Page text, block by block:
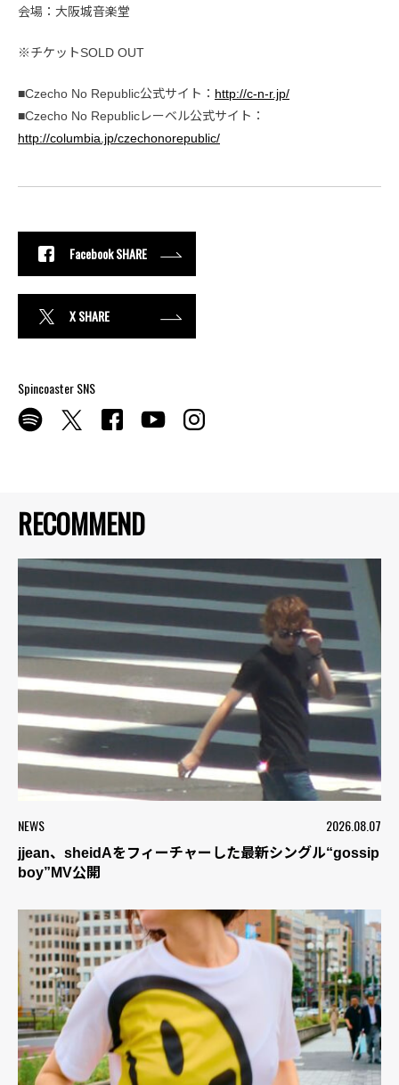
RECOMMEND
NEWS 2026.08.07
jjean、sheidAをフィーチャーした最新シングル“gossip
boy”MV公開
会場：大阪城音楽堂
※チケットSOLD OUT
■Czecho No Republic公式サイト： http://c-n-r.jp/
■Czecho No Republicレーベル公式サイト：
http://columbia.jp/czechonorepublic/
Facebook SHARE
X SHARE
Spincoaster SNS